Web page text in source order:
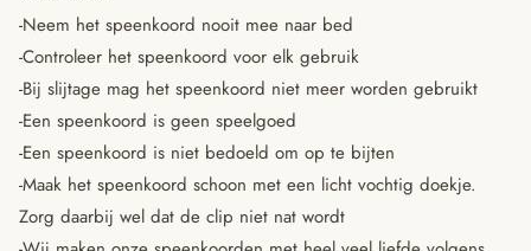
-Neem het speenkoord nooit mee naar bed
-Controleer het speenkoord voor elk gebruik
-Bij slijtage mag het speenkoord niet meer worden gebruikt
-Een speenkoord is geen speelgoed
-Een speenkoord is niet bedoeld om op te bijten
-Maak het speenkoord schoon met een licht vochtig doekje.
Zorg daarbij wel dat de clip niet nat wordt